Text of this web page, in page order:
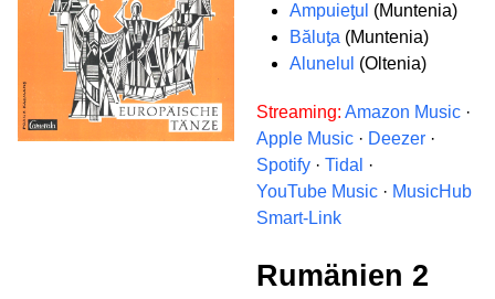
Ampuieƫul (Muntenia)
Băluƫa (Muntenia)
Alunelul (Oltenia)
Streaming: Amazon Music ·
Apple Music · Deezer ·
Spotify · Tidal ·
YouTube Music · MusicHub
Smart-Link
Rumänien 2